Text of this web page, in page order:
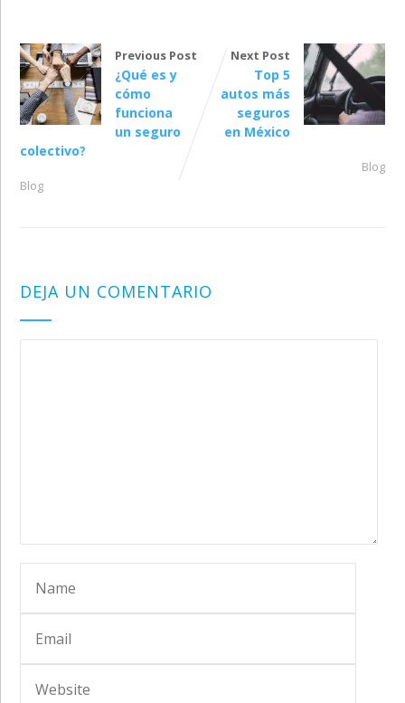
Previous Post
¿Qué es y
cómo
funciona
un seguro
colectivo?
Blog
Next Post
Top 5
autos más
seguros
en México
Blog
DEJA UN COMENTARIO